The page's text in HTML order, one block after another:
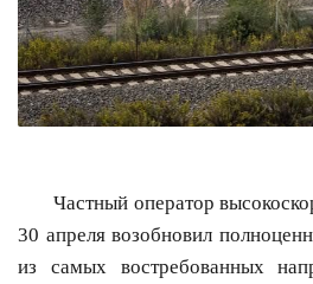
Частный оператор
30 апреля возобновил
из самых востребованных